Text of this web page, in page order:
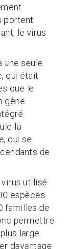
portent
le virus
une seule
qui était
que le
gène
la
qui se
de
utilisé
espèces
familles de
permettre
large
davantage